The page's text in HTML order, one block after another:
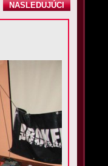
NASLEDUJÚCI